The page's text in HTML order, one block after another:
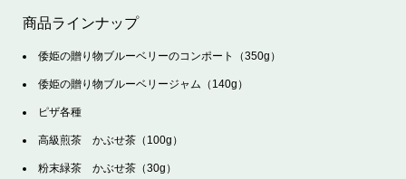
商品ラインナップ
倭姫の贈り物ブルーベリーのコンポート（350g）
倭姫の贈り物ブルーベリージャム（140g）
ピザ各種
高級煎茶 かぶせ茶（100g）
粉末緑茶 かぶせ茶（30g）